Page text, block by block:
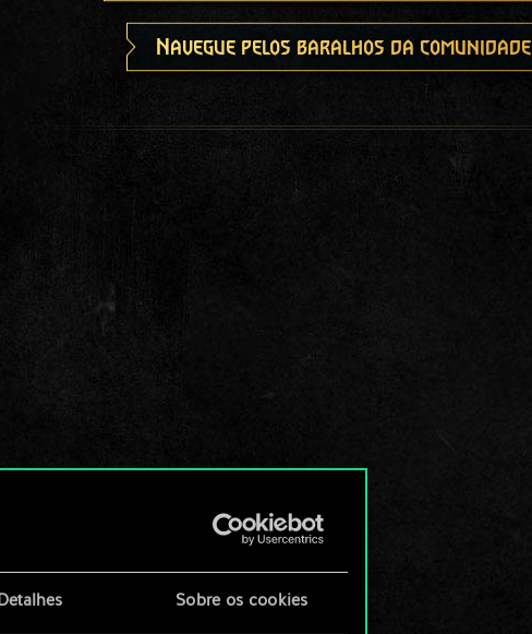
Detalhes Sobre os cookies
Navegue pelos baralhos da comunidade